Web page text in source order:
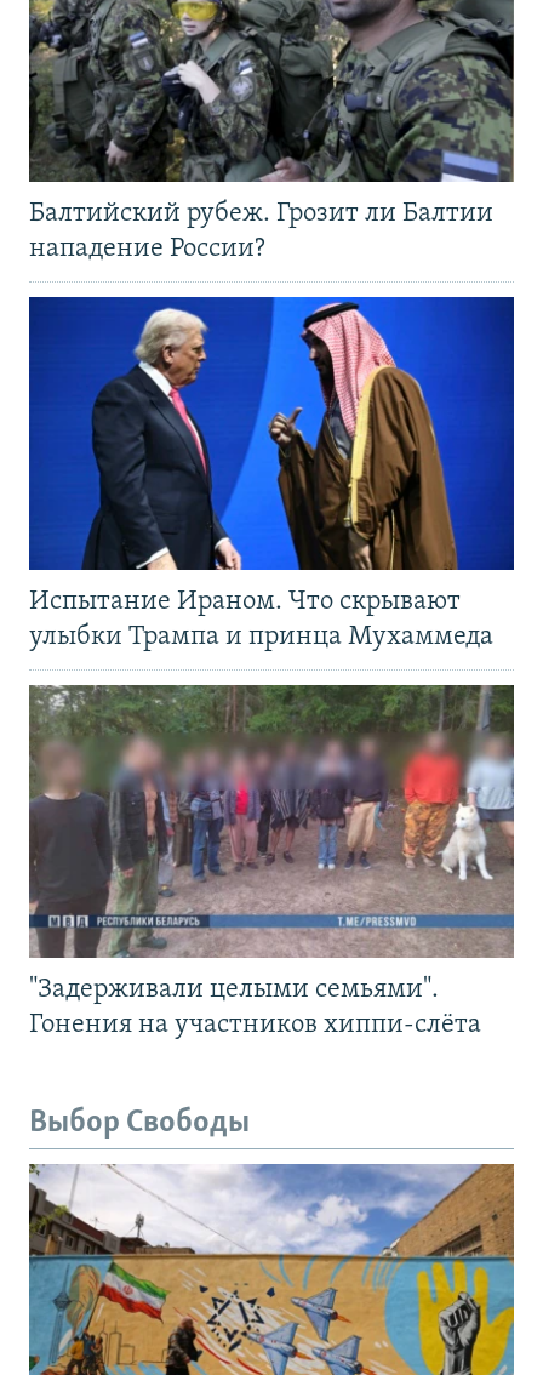
Балтийский рубеж. Грозит ли Балтии
нападение России?
Испытание Ираном. Что скрывают
улыбки Трампа и принца Мухаммеда
"Задерживали целыми семьями".
Гонения на участников хиппи-слёта
Выбор Свободы